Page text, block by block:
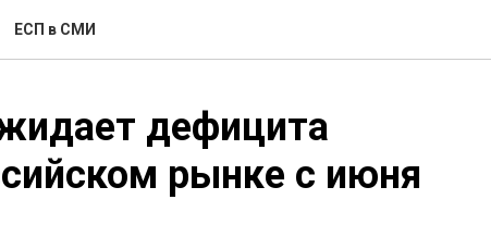
ЕСП в СМИ
дефицита
рынке с июня